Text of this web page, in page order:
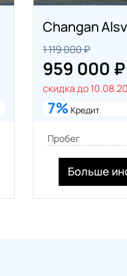
Changan
1 119 000 ₽
959 000 ₽
скидка до
7% Кредит
Пробег
Больше